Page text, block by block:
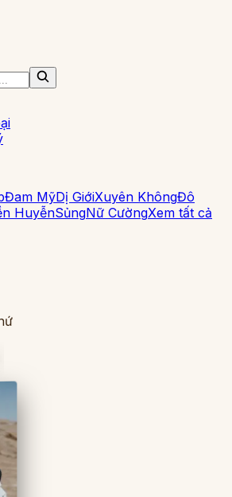
Đam MỹDị GiớiXuyên KhôngĐô
HuyễnSủngNữ CườngXem tất cả